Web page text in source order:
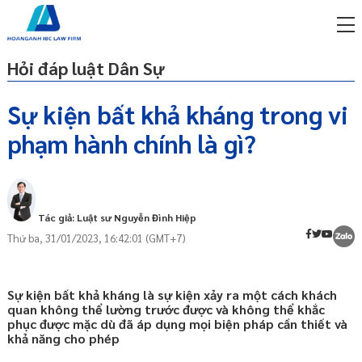
Hỏi đáp luật Dân Sự
Sự kiện bất khả kháng trong vi
phạm hành chính là gì?
Tác giả: Luật sư Nguyễn Đình Hiệp
Thứ ba, 31/01/2023, 16:42:01 (GMT+7)
Sự kiện bất khả kháng là sự kiện xảy ra một cách khách
quan không thể lường trước được và không thể khắc
phục được mặc dù đã áp dụng mọi biện pháp cần thiết và
khả năng cho phép
1. Định nghĩa sự kiện bất khả kháng
kháng
2.1 Sự kiện bất khả kháng là sự kiện
không thể lường trước được
2.3 Sự kiện bất khả kháng là sự kiện
không thể khắc phục được mặc dù đã áp
phí qua zalo
sư trực tuyến online
ty/doanh nghiệp
gói
phí qua zalo
ty/doanh nghiệp
gói
ty/doanh nghiệp